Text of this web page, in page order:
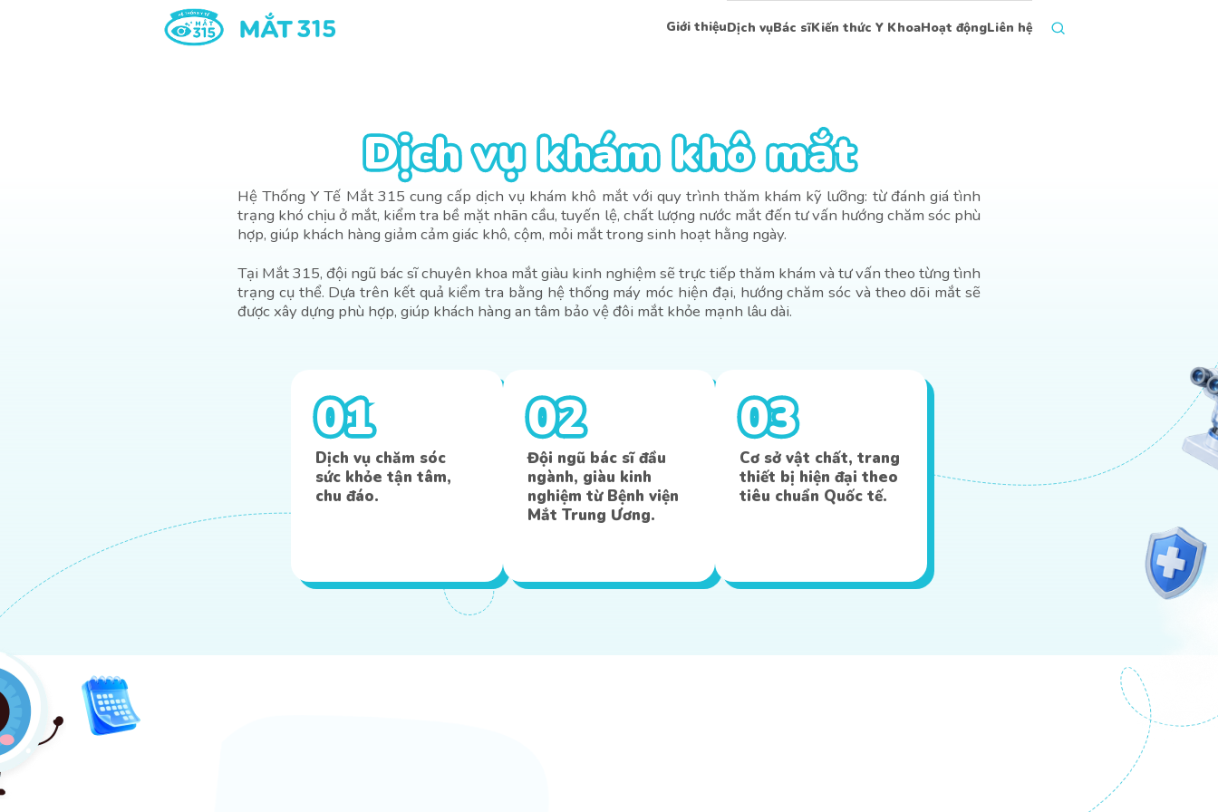
Giới thiệuDịch vụBác sĩKiến thức Y KhoaHoạt độngLiên hệ
Dịch vụ khám khô mắt
Dịch vụ khám khô mắt
Hệ Thống Y Tế Mắt 315 cung cấp dịch vụ khám khô mắt với quy trình thăm khám kỹ lưỡng: từ đánh giá tình
trạng khó chịu ở mắt, kiểm tra bề mặt nhãn cầu, tuyến lệ, chất lượng nước mắt đến tư vấn hướng chăm sóc phù
hợp, giúp khách hàng giảm cảm giác khô, cộm, mỏi mắt trong sinh hoạt hằng ngày.
Tại Mắt 315, đội ngũ bác sĩ chuyên khoa mắt giàu kinh nghiệm sẽ trực tiếp thăm khám và tư vấn theo từng tình
trạng cụ thể. Dựa trên kết quả kiểm tra bằng hệ thống máy móc hiện đại, hướng chăm sóc và theo dõi mắt sẽ
được xây dựng phù hợp, giúp khách hàng an tâm bảo vệ đôi mắt khỏe mạnh lâu dài.
01
Dịch vụ chăm sóc
sức khỏe tận tâm,
chu đáo.
02
Đội ngũ bác sĩ đầu
ngành, giàu kinh
nghiệm từ Bệnh viện
Mắt Trung Ương.
03
Cơ sở vật chất, trang
thiết bị hiện đại theo
tiêu chuẩn Quốc tế.